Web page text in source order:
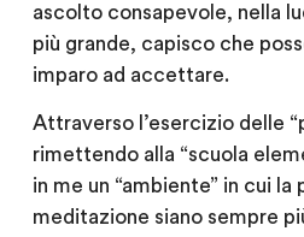
ascolto consapevole, nella
più grande, capisco che
imparo ad accettare.
Attraverso l’esercizio delle
rimettendo alla “scuola
in me un “ambiente” in cui la
meditazione siano sempre